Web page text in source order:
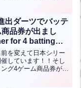
もの生中継を行い、川
リック
出ダーツでバッテ
品券が出まし
for 4 batting
Japan Series
ENG CHT KOR
を変えて日本シリー
しています！！そし
グ4ゲーム商品券が出